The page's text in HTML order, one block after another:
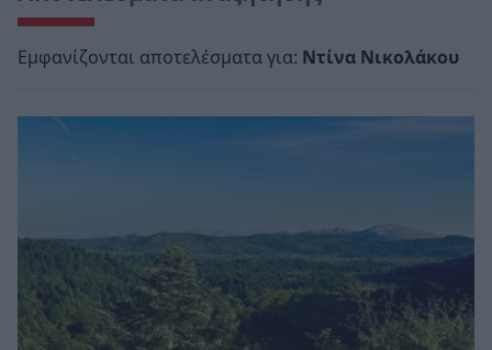
Εμφανίζονται αποτελέσματα για: Ντίνα Νικολάκου